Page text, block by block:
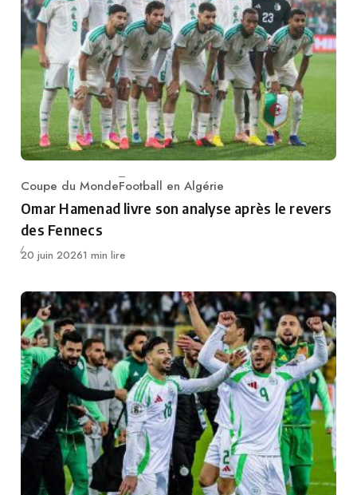
Category
Coupe du MondeFootball en Algérie
Omar Hamenad livre son analyse après le revers
des Fennecs
Publié
20 juin 20261 min lire